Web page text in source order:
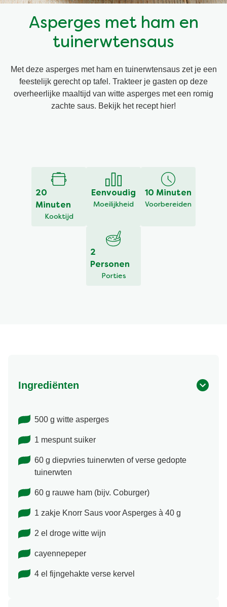
Snel en makkelijk
Vegetarisch
Wereldkeukens
Mixen
Smaakmakers
Sauzen en Jus
Terugroepactie Basilicum Roomsaus
Asperges met ham en
tuinerwtensaus
Met deze asperges met ham en tuinerwtensaus zet je een
feestelijk gerecht op tafel. Trakteer je gasten op deze
overheerlijke maaltijd van witte asperges met een romig
zachte saus. Bekijk het recept hier!
20
Minuten
Kooktijd
Eenvoudig
Moeilijkheid
10 Minuten
Voorbereiden
2
Personen
Porties
Ingrediënten
500 g witte asperges
1 mespunt suiker
60 g diepvries tuinerwten of verse gedopte
tuinerwten
60 g rauwe ham (bijv. Coburger)
1 zakje Knorr Saus voor Asperges à 40 g
2 el droge witte wijn
cayennepeper
4 el fijngehakte verse kervel